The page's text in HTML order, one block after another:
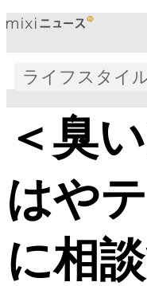
ライフスタイ
＜臭
はや
に相